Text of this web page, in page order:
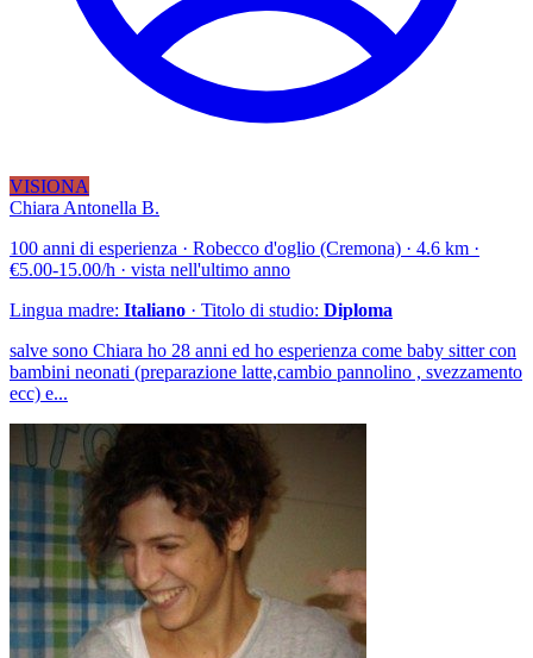
VISIONA
Chiara Antonella B.
100 anni di esperienza · Robecco d'oglio (Cremona) · 4.6 km ·
€5.00-15.00/h · vista nell'ultimo anno
Lingua madre: Italiano · Titolo di studio: Diploma
salve sono Chiara ho 28 anni ed ho esperienza come baby sitter con
bambini neonati (preparazione latte,cambio pannolino , svezzamento
ecc) e...